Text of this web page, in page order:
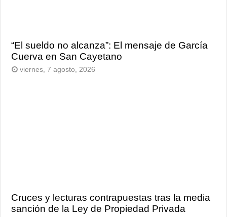
“El sueldo no alcanza”: El mensaje de García
Cuerva en San Cayetano
viernes, 7 agosto, 2026
Cruces y lecturas contrapuestas tras la media
sanción de la Ley de Propiedad Privada